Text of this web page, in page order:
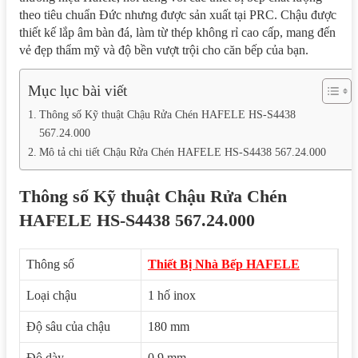
theo tiêu chuẩn Đức nhưng được sản xuất tại PRC. Chậu được
thiết kế lắp âm bàn đá, làm từ thép không rỉ cao cấp, mang đến
vẻ đẹp thẩm mỹ và độ bền vượt trội cho căn bếp của bạn.
Mục lục bài viết
Thông số Kỹ thuật Chậu Rửa Chén HAFELE HS-S4438
567.24.000
Mô tả chi tiết Chậu Rửa Chén HAFELE HS-S4438 567.24.000
Thông số Kỹ thuật Chậu Rửa Chén
HAFELE HS-S4438 567.24.000
Thông số Thiết Bị Nhà Bếp HAFELE
Loại chậu 1 hố inox
Độ sâu của chậu 180 mm